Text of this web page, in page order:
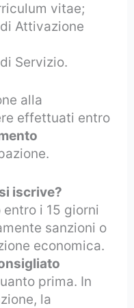
vitae;
Attivazione
Servizio.
alla
effettuati entro
iscrive?
i 15 giorni
sanzioni o
economica.
prima. In
la